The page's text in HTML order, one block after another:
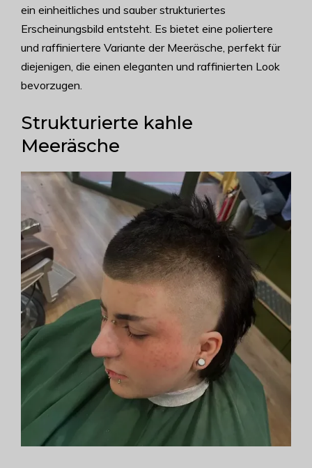
ein einheitliches und sauber strukturiertes
Erscheinungsbild entsteht. Es bietet eine poliertere
und raffiniertere Variante der Meeräsche, perfekt für
diejenigen, die einen eleganten und raffinierten Look
bevorzugen.
Strukturierte kahle
Meeräsche